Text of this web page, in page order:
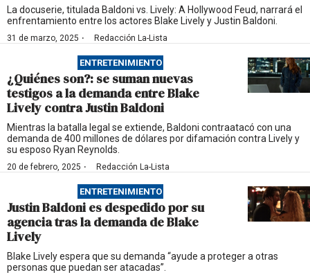
a
La docuserie, titulada Baldoni vs. Lively: A Hollywood Feud, narrará el
enfrentamiento entre los actores Blake Lively y Justin Baldoni.
31 de marzo, 2025 · Redacción La-Lista
ENTRETENIMIENTO
¿Quiénes son?: se suman nuevas
testigos a la demanda entre Blake
Lively contra Justin Baldoni
Mientras la batalla legal se extiende, Baldoni contraatacó con una
demanda de 400 millones de dólares por difamación contra Lively y
su esposo Ryan Reynolds.
20 de febrero, 2025 · Redacción La-Lista
ENTRETENIMIENTO
Justin Baldoni es despedido por su
agencia tras la demanda de Blake
Lively
Blake Lively espera que su demanda “ayude a proteger a otras
personas que puedan ser atacadas”.